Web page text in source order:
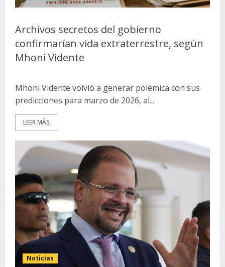
Archivos secretos del gobierno
confirmarían vida extraterrestre, según
Mhoni Vidente
Mhoni Vidente volvió a generar polémica con sus
predicciones para marzo de 2026, al...
LEER MÁS
Noticias